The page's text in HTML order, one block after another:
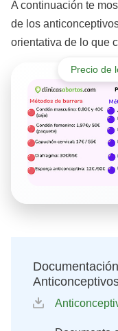
A continuación te
de los
orientativa de lo que
Precio de